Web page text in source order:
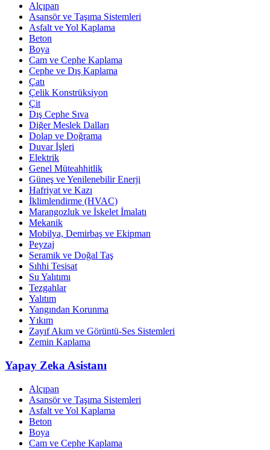
Alçıpan
Asansör ve Taşıma Sistemleri
Asfalt ve Yol Kaplama
Beton
Boya
Cam ve Cephe Kaplama
Cephe ve Dış Kaplama
Çatı
Çelik Konstrüksiyon
Çit
Dış Cephe Sıva
Diğer Meslek Dalları
Dolap ve Doğrama
Duvar İşleri
Elektrik
Genel Müteahhitlik
Güneş ve Yenilenebilir Enerji
Hafriyat ve Kazı
İklimlendirme (HVAC)
Marangozluk ve İskelet İmalatı
Mekanik
Mobilya, Demirbaş ve Ekipman
Peyzaj
Seramik ve Doğal Taş
Sıhhi Tesisat
Su Yalıtımı
Tezgahlar
Yalıtım
Yangından Korunma
Yıkım
Zayıf Akım ve Görüntü-Ses Sistemleri
Zemin Kaplama
Yapay Zeka Asistanı
Alçıpan
Asansör ve Taşıma Sistemleri
Asfalt ve Yol Kaplama
Beton
Boya
Cam ve Cephe Kaplama